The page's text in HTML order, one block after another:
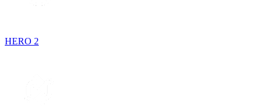
HERO 2